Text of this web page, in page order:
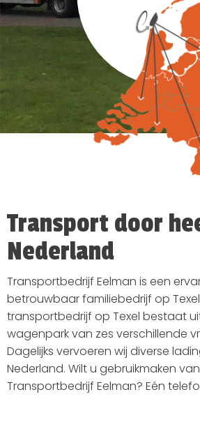
Transport door
Nederland
Transportbedrijf Eelman is een
betrouwbaar familiebedrijf op
transportbedrijf op Texel bestaat
wagenpark van zes verschillende
Dagelijks vervoeren wij diverse
Nederland. Wilt u gebruikmaken
Transportbedrijf Eelman? Eén